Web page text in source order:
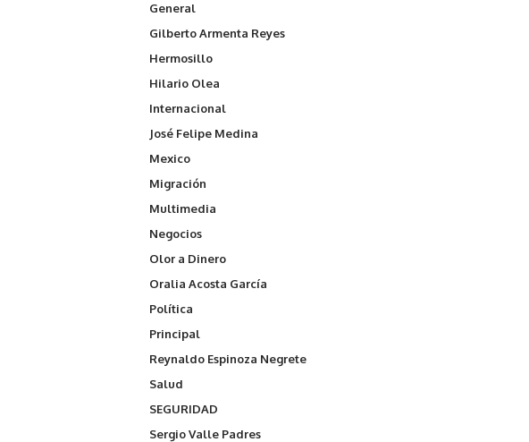
General
Gilberto Armenta Reyes
Hermosillo
Hilario Olea
Internacional
José Felipe Medina
Mexico
Migración
Multimedia
Negocios
Olor a Dinero
Oralia Acosta García
Política
Principal
Reynaldo Espinoza Negrete
Salud
SEGURIDAD
Sergio Valle Padres